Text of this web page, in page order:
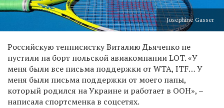
Josephine Gasser
Российскую теннисистку Виталию Дьяченко не
пустили на борт польской авиакомпании LOT. «У
меня были все письма поддержки от WTA, ITF… У
меня были письма поддержки от моего папы,
который родился на Украине и работает в ООН», –
написала спортсменка в соцсетях.